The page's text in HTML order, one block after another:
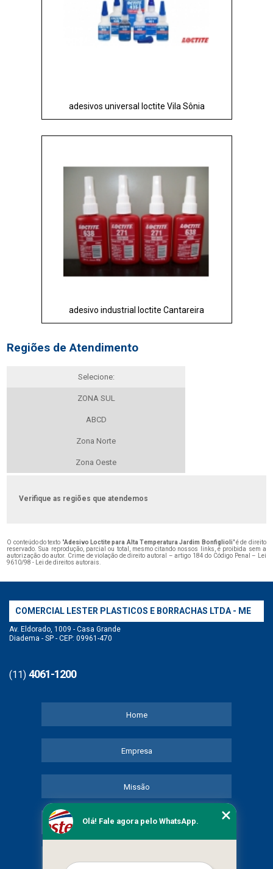
adesivos universal loctite Vila Sônia
adesivo industrial loctite Cantareira
Regiões de Atendimento
Selecione:
ZONA SUL
ABCD
Zona Norte
Zona Oeste
Verifique as regiões que atendemos
O conteúdo do texto "Adesivo Loctite para Alta Temperatura Jardim Bonfiglioli" é de direito
reservado. Sua reprodução, parcial ou total, mesmo citando nossos links, é proibida sem a
autorização do autor. Crime de violação de direito autoral – artigo 184 do Código Penal – Lei
9610/98 - Lei de direitos autorais.
COMERCIAL LESTER PLASTICOS E BORRACHAS LTDA - ME
Av. Eldorado, 1009 - Casa Grande
Diadema - SP - CEP: 09961-470
(11) 4061-1200
Home
Empresa
Missão
Serviços
Olá! Fale agora pelo WhatsApp.